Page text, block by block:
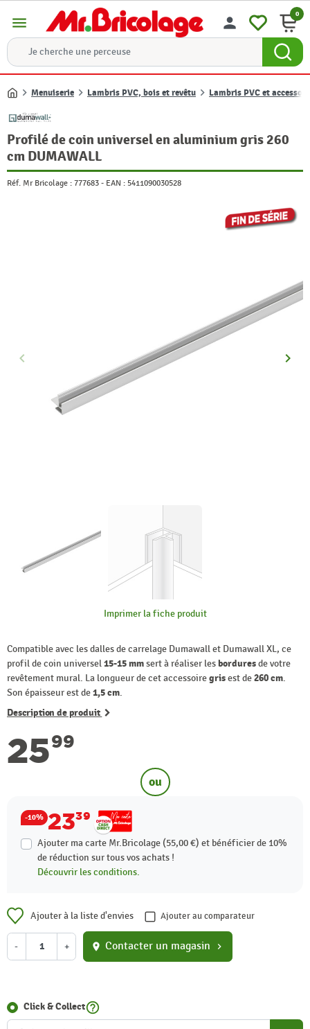
menu person 0
Accueil
Menuiserie Lambris PVC, bois et revêtu Lambris PVC et
Profilé de coin universel en aluminium gris 260
cm DUMAWALL
Réf. Mr Bricolage : 777683 - EAN : 5411090030528
Précédent
keyboard_arrow_left keyboard_arrow_right
Imprimer la fiche produit
Compatible avec les dalles de carrelage Dumawall et Dumawall XL, ce
profil de coin universel15-15 mmsert à réaliser lesborduresde votre
revêtement mural. La longueur de cet accessoiregrisest de260 cm.
Son épaisseur est de1,5 cm.
Description de produit
2599
ou
-10% 2339
Ajouter ma carte Mr.Bricolage (55,00 €) et bénéficier de 10%
de réduction sur tous vos achats !
Découvrir les conditions.
Ajouter à la liste d'envies Ajouter au comparateur
- + location_on Contacter un magasin chevron_right
Click & Collecthelp_outline